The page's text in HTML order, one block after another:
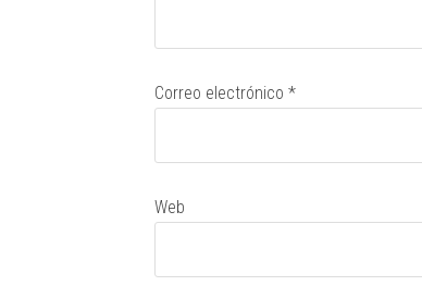
Correo electrónico *
Web